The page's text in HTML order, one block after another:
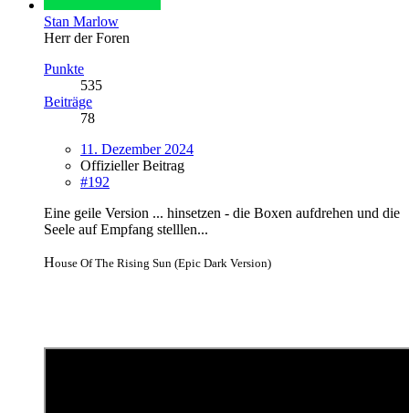
Stan Marlow
Herr der Foren
Punkte
535
Beiträge
78
11. Dezember 2024
Offizieller Beitrag
#192
Eine geile Version ... hinsetzen - die Boxen aufdrehen und die
Seele auf Empfang stelllen...
House Of The Rising Sun (Epic Dark Version)